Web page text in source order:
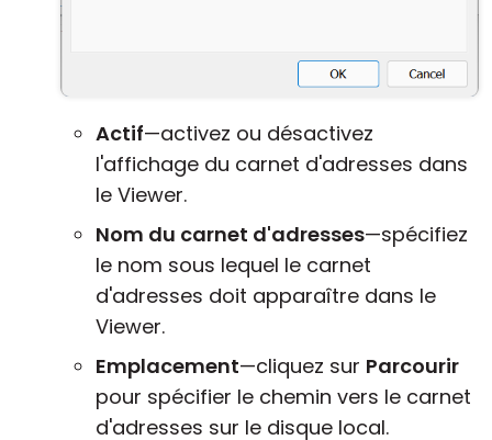
Actif—activez ou désactivez
l'affichage du carnet d'adresses dans
le Viewer.
Nom du carnet d'adresses—spécifiez
le nom sous lequel le carnet
d'adresses doit apparaître dans le
Viewer.
Emplacement—cliquez sur Parcourir
pour spécifier le chemin vers le carnet
d'adresses sur le disque local.